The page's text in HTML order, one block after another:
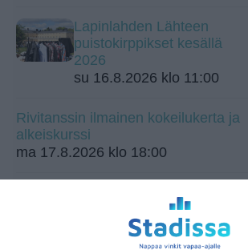
Lapinlahden Lähteen
puistokirppikset kesällä
2026
su 16.8.2026 klo 11:00
Rivitanssin ilmainen kokeilukerta ja
alkeiskurssi
ma 17.8.2026 klo 18:00
ti 18.8.2026 klo 15:30